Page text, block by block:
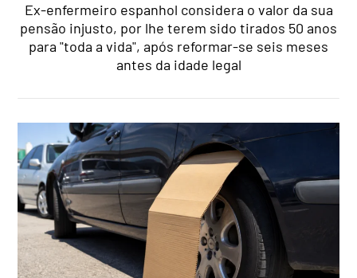
Ex-enfermeiro espanhol considera o valor da sua
pensão injusto, por lhe terem sido tirados 50 anos
para "toda a vida", após reformar-se seis meses
antes da idade legal